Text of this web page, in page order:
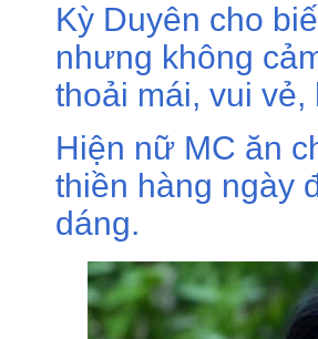
Kỳ Duyên cho
nhưng không
thoải mái, vui
Hiện nữ MC ăn
thiền hàng ngày
dáng.